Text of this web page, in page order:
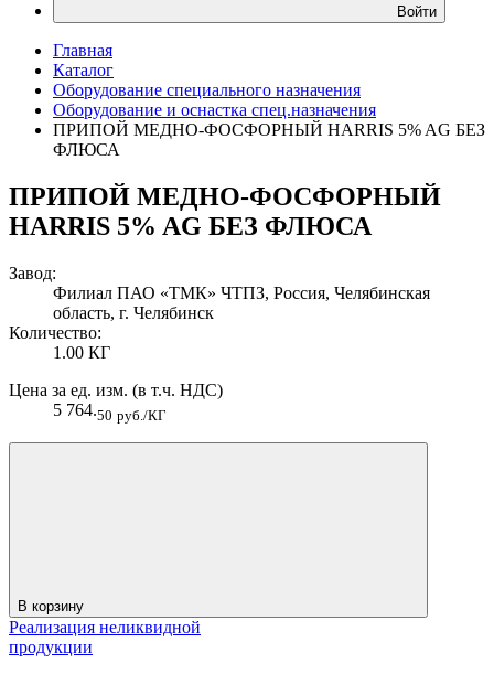
Войти
Главная
Каталог
Оборудование специального назначения
Оборудование и оснастка спец.назначения
ПРИПОЙ МЕДНО-ФОСФОРНЫЙ HARRIS 5% AG БЕЗ
ФЛЮСА
ПРИПОЙ МЕДНО-ФОСФОРНЫЙ
HARRIS 5% AG БЕЗ ФЛЮСА
Завод:
Филиал ПАО «ТМК» ЧТПЗ, Россия, Челябинская
область, г. Челябинск
Количество:
1.00 КГ
Цена за ед. изм. (в т.ч. НДС)
5 764.50 руб./КГ
В корзину
Реализация неликвидной
продукции